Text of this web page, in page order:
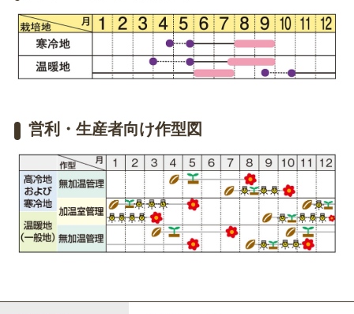
営利・生産者向け作型図